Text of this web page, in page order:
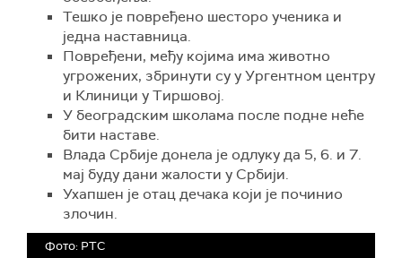
Не помажу, истиче, промене закона и
подзаконских аката, већ је потребна
суштинска промена.
"Ми старији да не будемо насилни, агресивни и
онда да видимо шта је са нашом децом", рекла
је Јанковићева.
Тешко је повређено шесторо ученика и
једна наставница.
Повређени, међу којима има животно
угрожених, збринути су у Ургентном центру
и Клиници у Тиршовој.
У београдским школама после подне неће
бити наставе.
Влада Србије донела је одлуку да 5, 6. и 7.
мај буду дани жалости у Србији.
Ухапшен је отац дечака који је починио
злочин.
Фото: РТС